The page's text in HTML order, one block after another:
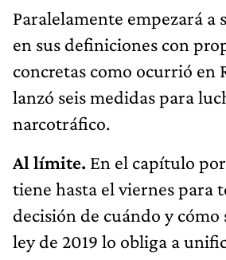
Paralelamente empezará a
en sus definiciones con
concretas como ocurrió en
lanzó seis medidas para
narcotráfico.
Al límite. En el capítulo
tiene hasta el viernes para
decisión de cuándo y cómo
ley de 2019 lo obliga a